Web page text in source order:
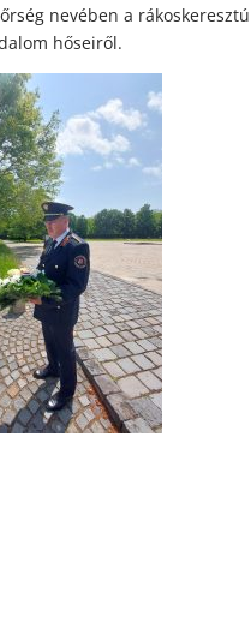
nevében a
hőseiről.